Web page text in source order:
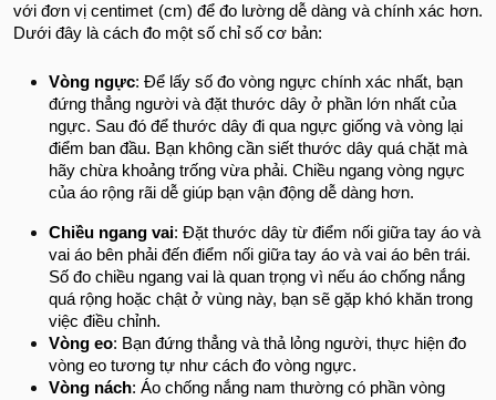
với đơn vị centimet (cm) để đo lường dễ dàng và chính xác hơn.
Dưới đây là cách đo một số chỉ số cơ bản:
Vòng ngực: Để lấy số đo vòng ngực chính xác nhất, bạn
đứng thẳng người và đặt thước dây ở phần lớn nhất của
ngực. Sau đó để thước dây đi qua ngực giống và vòng lại
điểm ban đầu. Bạn không cần siết thước dây quá chặt mà
hãy chừa khoảng trống vừa phải. Chiều ngang vòng ngực
của áo rộng rãi dễ giúp bạn vận động dễ dàng hơn.
Chiều ngang vai: Đặt thước dây từ điểm nối giữa tay áo và
vai áo bên phải đến điểm nối giữa tay áo và vai áo bên trái.
Số đo chiều ngang vai là quan trọng vì nếu áo chống nắng
quá rộng hoặc chật ở vùng này, bạn sẽ gặp khó khăn trong
việc điều chỉnh.
Vòng eo: Bạn đứng thẳng và thả lỏng người, thực hiện đo
vòng eo tương tự như cách đo vòng ngực.
Vòng nách: Áo chống nắng nam thường có phần vòng